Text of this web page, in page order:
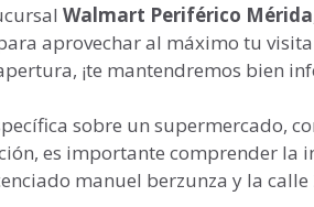
Walmart Periférico Mérida
aprovechar al máximo tu
¡te mantendremos bien
sobre un supermercado,
es importante comprender la
manuel berzunza y la calle